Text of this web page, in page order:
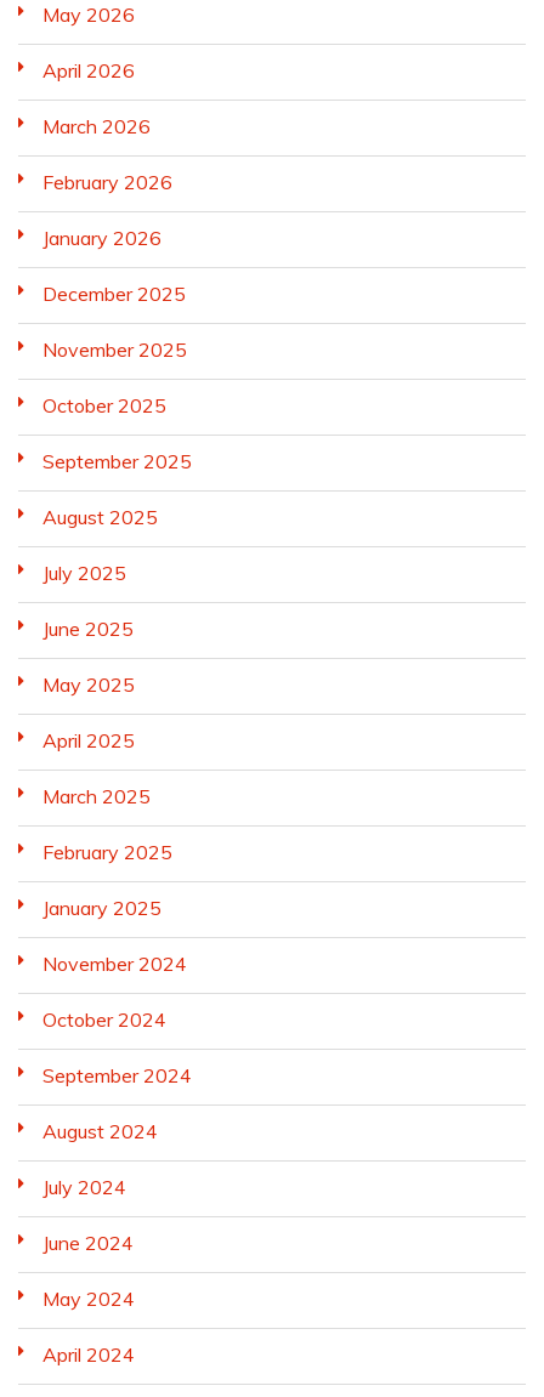
May 2026
April 2026
March 2026
February 2026
January 2026
December 2025
November 2025
October 2025
September 2025
August 2025
July 2025
June 2025
May 2025
April 2025
March 2025
February 2025
January 2025
November 2024
October 2024
September 2024
August 2024
July 2024
June 2024
May 2024
April 2024